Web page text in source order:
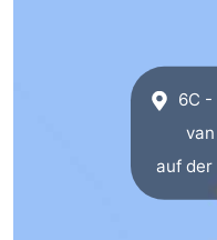
6C -
auf der